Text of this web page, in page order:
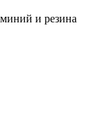
и резина